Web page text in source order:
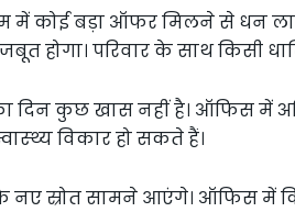
कोई बड़ा ऑफर मिलने से धन
होगा। परिवार के साथ किसी
कुछ खास नहीं है। ऑफिस में
विकार हो सकते हैं।
स्रोत सामने आएंगे। ऑफिस में